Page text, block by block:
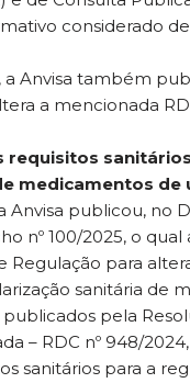
considerado
Anvisa também
a mencionada
requisitos
medicamentos de
Anvisa publicou, no
nº 100/2025, o
Regulação para
sanitária de
pela
– RDC nº 948/
sanitários para a